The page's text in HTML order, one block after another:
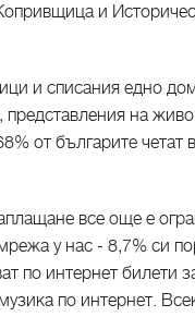
и
и списания едно
на
от българите четат
все още е
у нас - 8,7% си
по интернет билети
по интернет.